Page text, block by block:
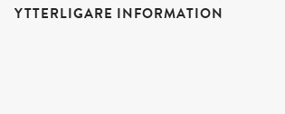
YTTERLIGARE INFORMATION